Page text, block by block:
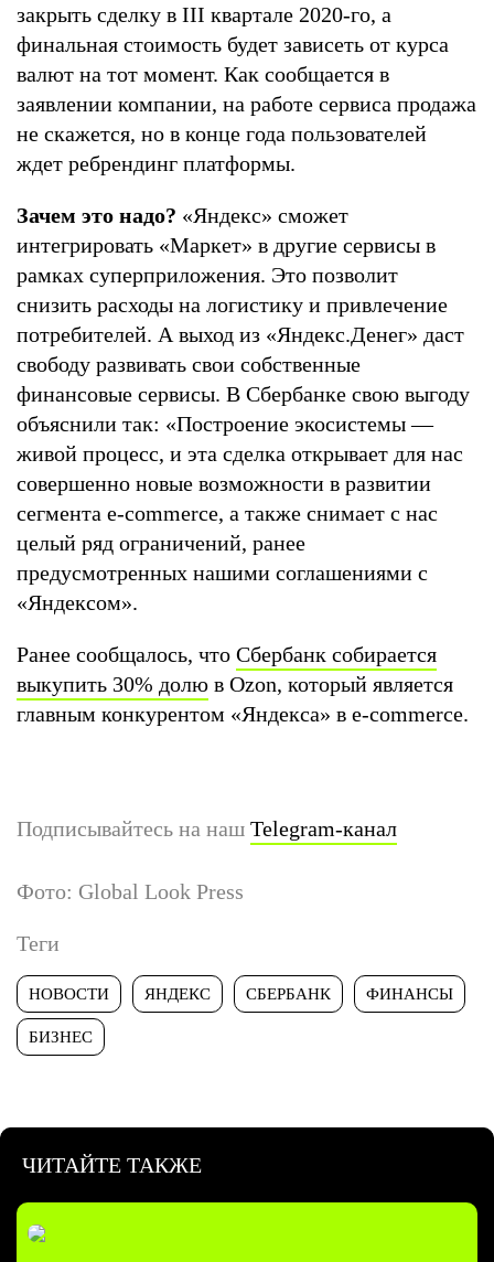
закрыть сделку в III квартале 2020-го, а
финальная стоимость будет зависеть от курса
валют на тот момент. Как сообщается в
заявлении компании, на работе сервиса продажа
не скажется, но в конце года пользователей
ждет ребрендинг платформы.
Зачем это надо? «Яндекс» сможет
интегрировать «Маркет» в другие сервисы в
рамках суперприложения. Это позволит
снизить расходы на логистику и привлечение
потребителей. А выход из «Яндекс.Денег» даст
свободу развивать свои собственные
финансовые сервисы. В Сбербанке свою выгоду
объяснили так: «Построение экосистемы —
живой процесс, и эта сделка открывает для нас
совершенно новые возможности в развитии
сегмента e-commerce, а также снимает с нас
целый ряд ограничений, ранее
предусмотренных нашими соглашениями с
«Яндексом».
Ранее сообщалось, что Сбербанк собирается
выкупить 30% долю в Ozon, который является
главным конкурентом «Яндекса» в e-commerce.
Подписывайтесь на наш Telegram-канал
Фото: Global Look Press
Теги
НОВОСТИ ЯНДЕКС СБЕРБАНК ФИНАНСЫ
БИЗНЕС
ЧИТАЙТЕ ТАКЖЕ